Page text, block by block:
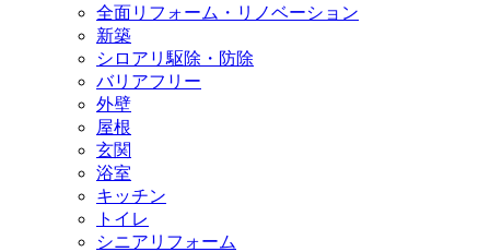
全面リフォーム・リノベーション
新築
シロアリ駆除・防除
バリアフリー
外壁
屋根
玄関
浴室
キッチン
トイレ
シニアリフォーム